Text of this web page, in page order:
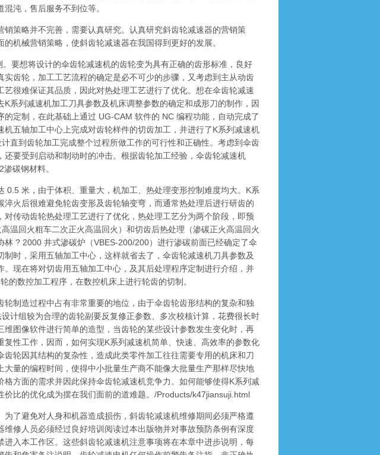
沌，售后服务不到位等。
策略并不完善，需要认真研究。认真研究斜齿轮减速器的营销策
机械营销策略，使斜齿轮减速器在我国得到更好的发展。
想将设计的伞齿轮减速机的齿轮变为具有正确的齿形标准，良好
实齿轮，加工工艺流程的确定是必不可少的步骤，又考虑到主从动齿
很难保证其品质，因此对热处理工艺进行了优化。想在伞齿轮减速
系列减速机加工刀具参数及机床调整参数的确定和成形刀的制作，因
定制，在此基础上通过 UG-CAM 软件的 NC 编程功能，自动完成了
五轴加工中心上完成对齿轮样件的切齿加工，并进行了K系列减速机
直到齿轮加工完成整个过程所做工作的可行性和正确性。考虑到伞齿
要受到启动和制动时的冲击。根据齿轮加工经验，伞齿轮减速机
碳钢材料。
米，由于体积、重量大，机加工、热处理变形控制难度均大。K系
火后很难避免轮齿变形及齿轮轴变弯，而通常热处理后进行研齿的
传动齿轮热处理工艺进行了优化，热处理工艺分为两个阶段，即预
温回火粗车二次正火高温回火）和切齿后热处理（渗碳正火高温回火
林 ? 2000 井式渗碳炉（VBES-200/200）进行渗碳前面已经确定了伞
时，采用五轴加工中心，这样就省去了，伞齿轮减速机刀具参数及
现在将对切齿用五轴加工中心，及其后处理程序定制进行介绍，并
的数控加工程序，在数控机床上进行轮齿的切制。
制造过程中占有非常重要的地位，由于伞齿轮齿形结构的复杂和独
计组较为合理的齿轮副要反复修正参数、多次校核计算，花费很长时
维图像软件进行简单的造型，当齿轮的某些设计参数发生变化时，再
性工作，因而，如何实现K系列减速机简单、快速、高效率的参数化
轮因其结构的复杂性，造成此类零件加工往往需要专用的机床和刀
量的编程时间，使得中小批量生产商不能像大批量生产那样尽快地
方面的需求并因此保持伞齿轮减速机竞争力。如何能够使得K系列减
价比的优化成为摆在我们面前的道难题。/Products/k47jiansuji.html
了避免对人身和机器造成损伤，斜齿轮减速机维修期间必须严格遵
修人员必须经过良好培训阅读过本出版物并对事故预防条例有深度
进入本工作区。这些斜齿轮减速机注意事项将在本章中进步说明，每